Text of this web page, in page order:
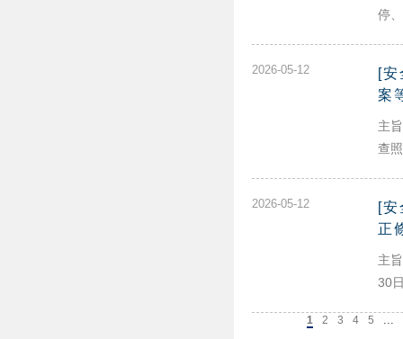
停
2026-05-12
[安
案
主
查
2026-05-12
[安
正
主
30
1 2 3 4 5 ...